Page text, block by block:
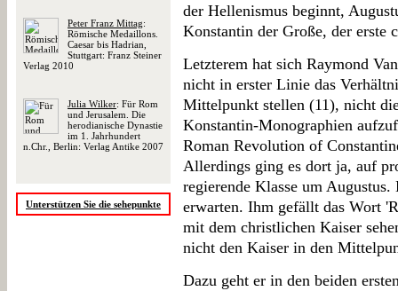
Peter Franz Mittag:
Römische Medaillons.
Caesar bis Hadrian,
Stuttgart: Franz Steiner
Verlag 2010
Julia Wilker: Für Rom
und Jerusalem. Die
herodianische Dynastie
im 1. Jahrhundert
n.Chr., Berlin: Verlag Antike 2007
Unterstützen Sie die sehepunkte
der Hellenismus beginnt,
Konstantin der Große, der erste
Letzterem hat sich Raymond
nicht in erster Linie das
Mittelpunkt stellen (11), nicht
Konstantin-Monographien
Roman Revolution of
Allerdings ging es dort ja, auf
regierende Klasse um
erwarten. Ihm gefällt das Wort
mit dem christlichen Kaiser
nicht den Kaiser in den
Dazu geht er in den beiden